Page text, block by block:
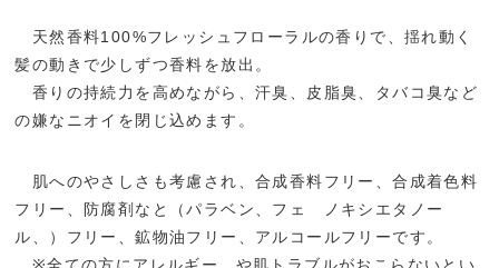
天然香料100%フレッシュフローラルの香りで、揺れ動く
髪の動きで少しずつ香料を放出。
香りの持続力を高めながら、汗臭、皮脂臭、タバコ臭など
の嫌なニオイを閉じ込めます。
肌へのやさしさも考慮され、合成香料フリー、合成着色料
フリー、防腐剤なと（パラベン、フェ ノキシエタノー
ル、）フリー、鉱物油フリー、アルコールフリーです。